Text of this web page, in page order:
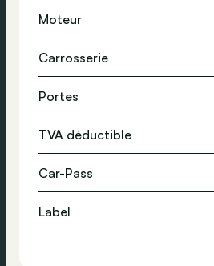
Moteur
Carrosserie
Portes
TVA déductible
Car-Pass
Label